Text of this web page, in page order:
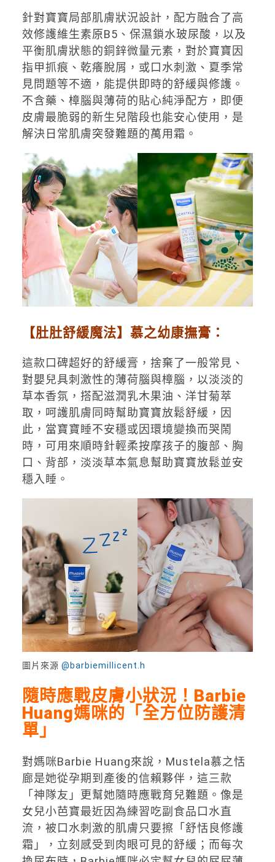
針對寶寶局部肌膚狀況設計，配方融合了高
效修護維生素原B5、保濕鎖水玻尿酸，以及
平衡肌膚狀態的銅鋅微量元素，對於寶寶因
指甲抓痕、乾癢脫屑，或口水刺激、夏季常
見問題等不適，能提供即時的舒緩與修護。
不含藥、樟腦與薄荷的貼心純淨配方，即便
皮膚最脆弱的新生兒階段也能安心使用，是
解決日常肌膚突發難題的萬用霜。
【肚肚舒緩魔法】慕之幼康撫膏：
這款口碑超好的舒緩膏，捨棄了一般常見、
對嬰兒具刺激性的薄荷腦與樟腦，以淡淡的
草本香氛，搭配滋潤乳木果油、洋甘菊萃
取，呵護肌膚同時幫助寶寶放鬆舒緩，因
此，當寶寶睡不安穩或因環境變換而哭鬧
時，可用來順時針輕柔按摩孩子的腹部、胸
口、背部，淡淡草本氣息幫助寶寶放鬆並安
穩入睡。
圖片來源 @barbiemillicent.h
隨時應戰皮膚小狀況！Barbie
Huang媽咪的「全方位防護清
單」
對媽咪Barbie Huang來說，Mustela慕之恬
廊是她從孕期到產後的信賴夥伴，這三款
「神隊友」更幫她隨時應戰育兒難題。像是
女兒小芭寶最近因為練習吃副食品口水直
流，被口水刺激的肌膚只要擦「舒恬良修護
霜」，立刻感受到肉眼可見的舒緩；而每次